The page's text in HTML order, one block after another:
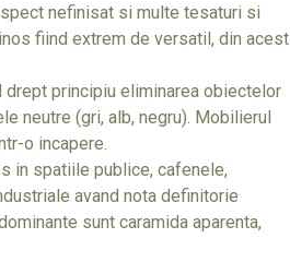
nefinisat si multe tesaturi si
fiind extrem de versatil, din acest
principiu eliminarea obiectelor
neutre (gri, alb, negru). Mobilierul
o incapere.
in spatiile publice, cafenele,
avand nota definitorie
sunt caramida aparenta,